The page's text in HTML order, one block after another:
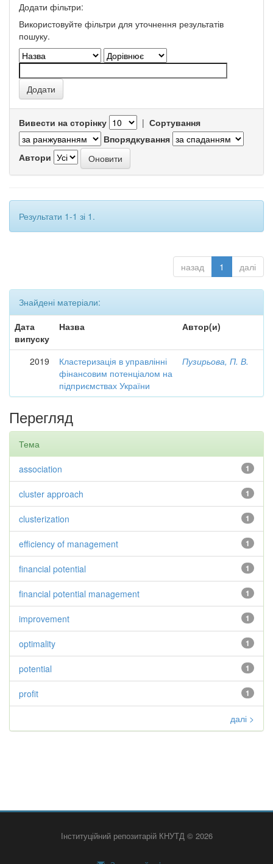
Додати фільтри:
Використовуйте фільтри для уточнення результатів
пошуку.
Вивести на сторінку | Сортування
Впорядкування
Автори
Результати 1-1 зі 1.
назад 1 далі
Знайдені матеріали:
Дата
випуску
Назва Автор(и)
2019
Кластеризація в управлінні
фінансовим потенціалом на
підприємствах України
Пузирьова, П. В.
Перегляд
Тема
1
association
1
cluster approach
1
clusterization
1
efficiency of management
1
financial potential
1
financial potential management
1
improvement
1
optimality
1
potential
1
profit
далі >
Інституційний репозитарій КНУТД © 2026